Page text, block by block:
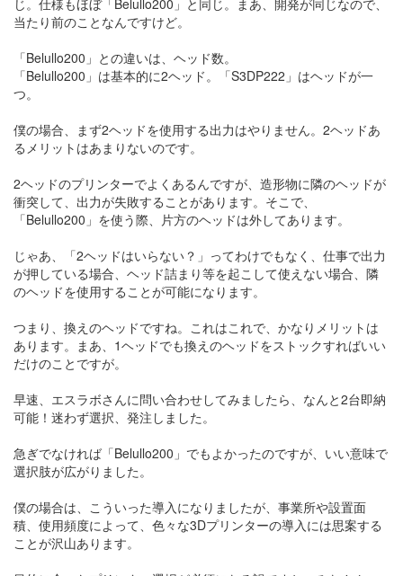
じ。仕様もほぼ「Belullo200」と同じ。まあ、開発が同じなので、
当たり前のことなんですけど。
「Belullo200」との違いは、ヘッド数。
「Belullo200」は基本的に2ヘッド。「S3DP222」はヘッドが一
つ。
僕の場合、まず2ヘッドを使用する出力はやりません。2ヘッドあ
るメリットはあまりないのです。
2ヘッドのプリンターでよくあるんですが、造形物に隣のヘッドが
衝突して、出力が失敗することがあります。そこで、
「Belullo200」を使う際、片方のヘッドは外してあります。
じゃあ、「2ヘッドはいらない？」ってわけでもなく、仕事で出力
が押している場合、ヘッド詰まり等を起こして使えない場合、隣
のヘッドを使用することが可能になります。
つまり、換えのヘッドですね。これはこれで、かなりメリットは
あります。まあ、1ヘッドでも換えのヘッドをストックすればいい
だけのことですが。
早速、エスラボさんに問い合わせしてみましたら、なんと2台即納
可能！迷わず選択、発注しました。
急ぎでなければ「Belullo200」でもよかったのですが、いい意味で
選択肢が広がりました。
僕の場合は、こういった導入になりましたが、事業所や設置面
積、使用頻度によって、色々な3Dプリンターの導入には思案する
ことが沢山あります。